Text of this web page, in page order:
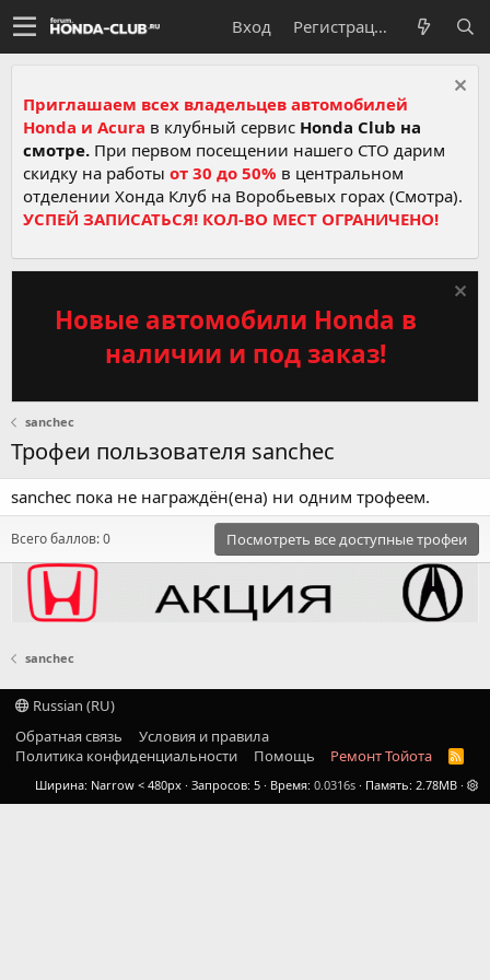
Вход Регистрация
Приглашаем всех владельцев автомобилей
Honda и Acura в клубный сервис Honda Club на
смотре. При первом посещении нашего СТО дарим
скидку на работы от 30 до 50% в центральном
отделении Хонда Клуб на Воробьевых горах (Смотра).
УСПЕЙ ЗАПИСАТЬСЯ! КОЛ-ВО МЕСТ ОГРАНИЧЕНО!
Новые автомобили Honda в
наличии и под заказ!
sanchec
Трофеи пользователя sanchec
sanchec пока не награждён(ена) ни одним трофеем.
Всего баллов: 0 Посмотреть все доступные трофеи
sanchec
Russian (RU)
Обратная связь
Условия и правила
Политика конфиденциальности
Помощь Ремонт Тойота
R
S
S
Ширина Запросов 5 Время 0.0316s Память 2.78MB